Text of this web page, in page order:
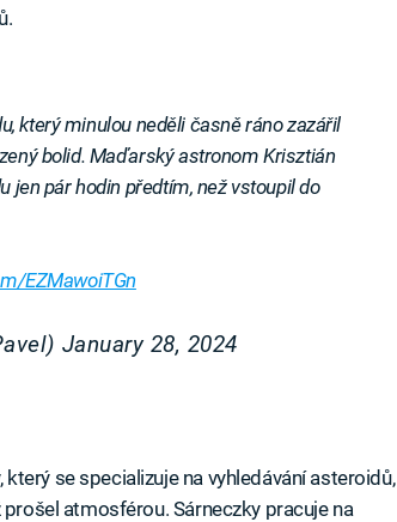
který minulou neděli časně ráno zazářil
bolid. Maďarský astronom Krisztián
jen pár hodin předtím, než vstoupil do
EZMawoiTGn
January 28, 2024
se specializuje na vyhledávání asteroidů,
atmosférou. Sárneczky pracuje na